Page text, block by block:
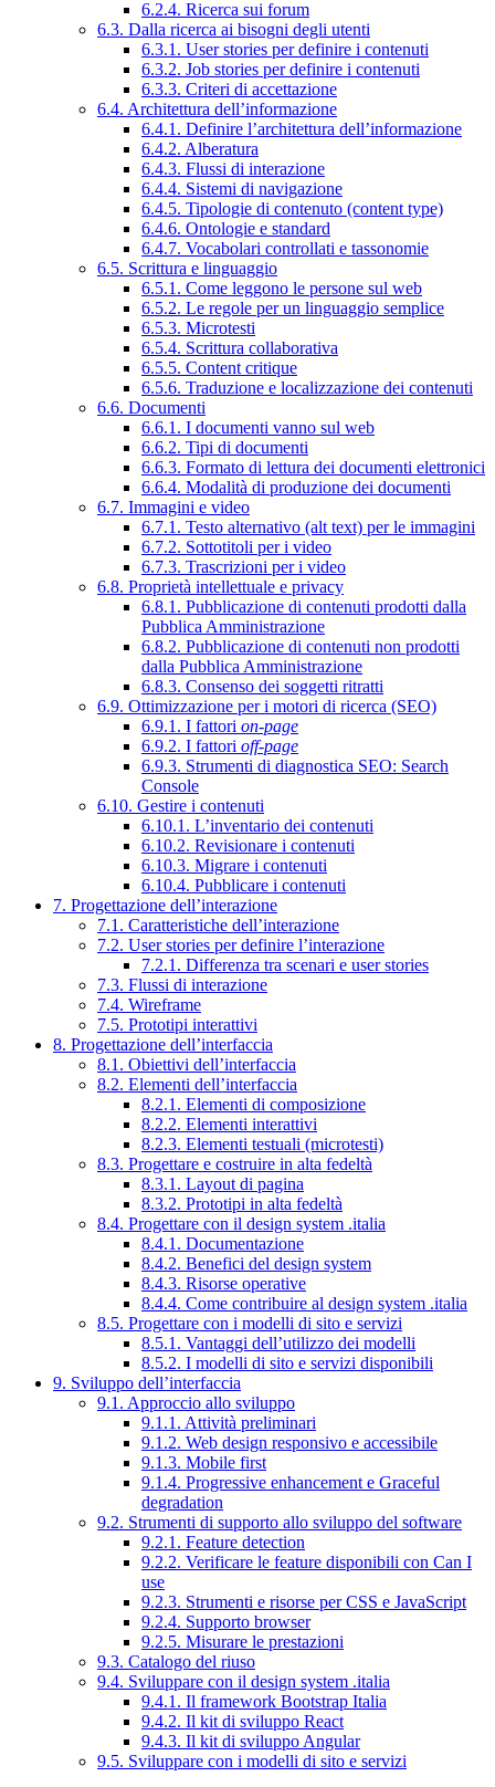
6.2.4. Ricerca sui forum
6.3. Dalla ricerca ai bisogni degli utenti
6.3.1. User stories per definire i contenuti
6.3.2. Job stories per definire i contenuti
6.3.3. Criteri di accettazione
6.4. Architettura dell’informazione
6.4.1. Definire l’architettura dell’informazione
6.4.2. Alberatura
6.4.3. Flussi di interazione
6.4.4. Sistemi di navigazione
6.4.5. Tipologie di contenuto (content type)
6.4.6. Ontologie e standard
6.4.7. Vocabolari controllati e tassonomie
6.5. Scrittura e linguaggio
6.5.1. Come leggono le persone sul web
6.5.2. Le regole per un linguaggio semplice
6.5.3. Microtesti
6.5.4. Scrittura collaborativa
6.5.5. Content critique
6.5.6. Traduzione e localizzazione dei contenuti
6.6. Documenti
6.6.1. I documenti vanno sul web
6.6.2. Tipi di documenti
6.6.3. Formato di lettura dei documenti elettronici
6.6.4. Modalità di produzione dei documenti
6.7. Immagini e video
6.7.1. Testo alternativo (alt text) per le immagini
6.7.2. Sottotitoli per i video
6.7.3. Trascrizioni per i video
6.8. Proprietà intellettuale e privacy
6.8.1. Pubblicazione di contenuti prodotti dalla
Pubblica Amministrazione
6.8.2. Pubblicazione di contenuti non prodotti
dalla Pubblica Amministrazione
6.8.3. Consenso dei soggetti ritratti
6.9. Ottimizzazione per i motori di ricerca (SEO)
6.9.1. I fattori on-page
6.9.2. I fattori off-page
6.9.3. Strumenti di diagnostica SEO: Search
Console
6.10. Gestire i contenuti
6.10.1. L’inventario dei contenuti
6.10.2. Revisionare i contenuti
6.10.3. Migrare i contenuti
6.10.4. Pubblicare i contenuti
7. Progettazione dell’interazione
7.1. Caratteristiche dell’interazione
7.2. User stories per definire l’interazione
7.2.1. Differenza tra scenari e user stories
7.3. Flussi di interazione
7.4. Wireframe
7.5. Prototipi interattivi
8. Progettazione dell’interfaccia
8.1. Obiettivi dell’interfaccia
8.2. Elementi dell’interfaccia
8.2.1. Elementi di composizione
8.2.2. Elementi interattivi
8.2.3. Elementi testuali (microtesti)
8.3. Progettare e costruire in alta fedeltà
8.3.1. Layout di pagina
8.3.2. Prototipi in alta fedeltà
8.4. Progettare con il design system .italia
8.4.1. Documentazione
8.4.2. Benefici del design system
8.4.3. Risorse operative
8.4.4. Come contribuire al design system .italia
8.5. Progettare con i modelli di sito e servizi
8.5.1. Vantaggi dell’utilizzo dei modelli
8.5.2. I modelli di sito e servizi disponibili
9. Sviluppo dell’interfaccia
9.1. Approccio allo sviluppo
9.1.1. Attività preliminari
9.1.2. Web design responsivo e accessibile
9.1.3. Mobile first
9.1.4. Progressive enhancement e Graceful
degradation
9.2. Strumenti di supporto allo sviluppo del software
9.2.1. Feature detection
9.2.2. Verificare le feature disponibili con Can I
use
9.2.3. Strumenti e risorse per CSS e JavaScript
9.2.4. Supporto browser
9.2.5. Misurare le prestazioni
9.3. Catalogo del riuso
9.4. Sviluppare con il design system .italia
9.4.1. Il framework Bootstrap Italia
9.4.2. Il kit di sviluppo React
9.4.3. Il kit di sviluppo Angular
9.5. Sviluppare con i modelli di sito e servizi